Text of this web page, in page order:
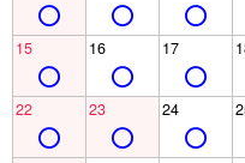
15 16 17
22 23 24